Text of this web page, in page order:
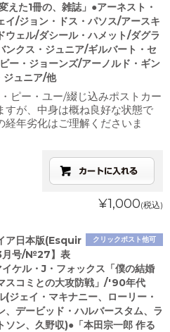
えた1冊の、雑誌」●アーネスト・
イ/ジョン・ドス・パソス/アースキ
ウェル/ダシール・ハメット/ダグラ
ンクス・ジュニア/ギルバート・セ
ー・ジョーンズ/アーノルド・ギン
ジュニア/他
ピー・ユー/綴じ込みポストカー
すが、中身は概ね良好な状態で
年劣化はご理解くださいま
¥1,000(税込)
クリックポスト他可
ア日本版(Esquir
号/№27】表
ケル・J・フォックス「僕の結婚
スコミとの大攻防戦」/'90年代
(ジェイ・マキナニー、ローリー・
、デービッド・ハルバースタム、ラ
ソン、久野収)●「本田宗一郎 作る